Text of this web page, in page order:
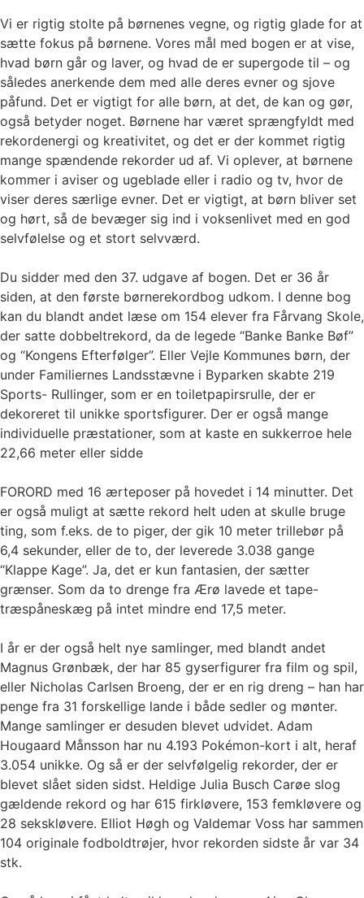
Vi er rigtig stolte på børnenes vegne, og rigtig glade for at
sætte fokus på børnene. Vores mål med bogen er at vise,
hvad børn går og laver, og hvad de er supergode til – og
således anerkende dem med alle deres evner og sjove
påfund. Det er vigtigt for alle børn, at det, de kan og gør,
også betyder noget. Børnene har været sprængfyldt med
rekordenergi og kreativitet, og det er der kommet rigtig
mange spændende rekorder ud af. Vi oplever, at børnene
kommer i aviser og ugeblade eller i radio og tv, hvor de
viser deres særlige evner. Det er vigtigt, at børn bliver set
og hørt, så de bevæger sig ind i voksenlivet med en god
selvfølelse og et stort selvværd.
Du sidder med den 37. udgave af bogen. Det er 36 år
siden, at den første børnerekordbog udkom. I denne bog
kan du blandt andet læse om 154 elever fra Fårvang Skole,
der satte dobbeltrekord, da de legede “Banke Banke Bøf”
og “Kongens Efterfølger”. Eller Vejle Kommunes børn, der
under Familiernes Landsstævne i Byparken skabte 219
Sports- Rullinger, som er en toiletpapirsrulle, der er
dekoreret til unikke sportsfigurer. Der er også mange
individuelle præstationer, som at kaste en sukkerroe hele
22,66 meter eller sidde
FORORD med 16 ærteposer på hovedet i 14 minutter. Det
er også muligt at sætte rekord helt uden at skulle bruge
ting, som f.eks. de to piger, der gik 10 meter trillebør på
6,4 sekunder, eller de to, der leverede 3.038 gange
“Klappe Kage”. Ja, det er kun fantasien, der sætter
grænser. Som da to drenge fra Ærø lavede et tape-
træspåneskæg på intet mindre end 17,5 meter.
I år er der også helt nye samlinger, med blandt andet
Magnus Grønbæk, der har 85 gyserfigurer fra film og spil,
eller Nicholas Carlsen Broeng, der er en rig dreng – han har
penge fra 31 forskellige lande i både sedler og mønter.
Mange samlinger er desuden blevet udvidet. Adam
Hougaard Månsson har nu 4.193 Pokémon-kort i alt, heraf
3.054 unikke. Og så er der selvfølgelig rekorder, der er
blevet slået siden sidst. Heldige Julia Busch Carøe slog
gældende rekord og har 615 firkløvere, 153 femkløvere og
28 sekskløvere. Elliot Høgh og Valdemar Voss har sammen
104 originale fodboldtrøjer, hvor rekorden sidste år var 34
stk.